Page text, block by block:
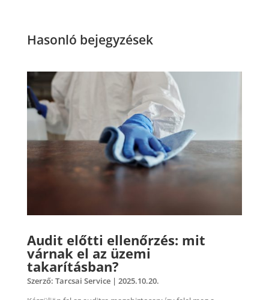
Hasonló bejegyzések
Audit előtti ellenőrzés: mit
várnak el az üzemi
takarításban?
Szerző: Tarcsai Service| 2025.10.20.